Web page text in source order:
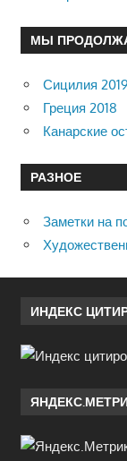
МЫ
Сицилия 2019
Греция 2018
Канарские
РАЗНОЕ
Заметки на
ИНДЕКС